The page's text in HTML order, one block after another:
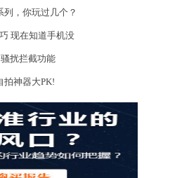
，你玩过几个？
现在知道手机没
扰拦截功能
拍神器大PK!